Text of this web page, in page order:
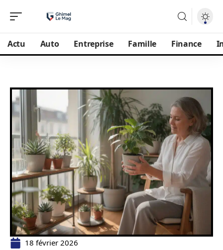
Actu Auto Entreprise Famille Finance
18 février 2026